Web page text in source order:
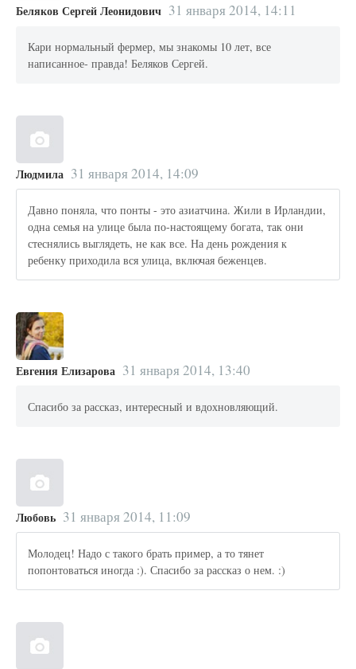
Беляков Сергей Леонидович 31 января 2014, 14:11
Кари нормальный фермер, мы знакомы 10 лет, все
написанное- правда! Беляков Сергей.
Людмила 31 января 2014, 14:09
Давно поняла, что понты - это азиатчина. Жили в Ирландии,
одна семья на улице была по-настоящему богата, так они
стеснялись выглядеть, не как все. На день рождения к
ребенку приходила вся улица, включая беженцев.
Евгения Елизарова 31 января 2014, 13:40
Спасибо за рассказ, интересный и вдохновляющий.
Любовь 31 января 2014, 11:09
Молодец! Надо с такого брать пример, а то тянет
попонтоваться иногда :). Спасибо за рассказ о нем. :)